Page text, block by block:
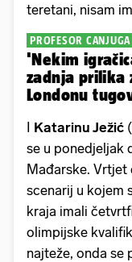
teretani, nisam
PROFESOR CANJUGA
'Nekim
zadnja prilika
Londonu
I Katarinu Ježić
se u ponedjeljak
Mađarske. Vrtjet
scenarij u kojem
kraja imali
olimpijske
najteže, onda se